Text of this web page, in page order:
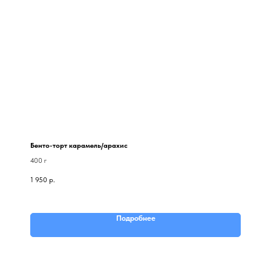
Бенто-торт карамель/арахис
400 г
1 950 р.
Подробнее